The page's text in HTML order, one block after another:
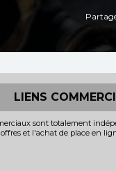
LIENS
sont totalement
offres et l'achat de place en